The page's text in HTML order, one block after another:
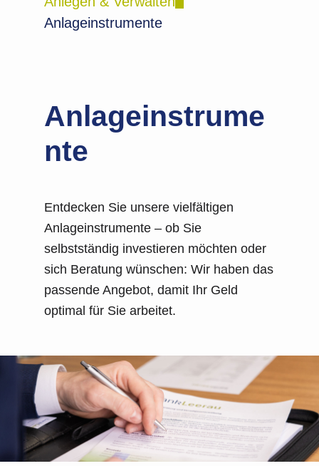
Anlageinstrumente
Anlageinstrume
nte
Entdecken Sie unsere vielfältigen
Anlageinstrumente – ob Sie
selbstständig investieren möchten oder
sich Beratung wünschen: Wir haben das
passende Angebot, damit Ihr Geld
optimal für Sie arbeitet.